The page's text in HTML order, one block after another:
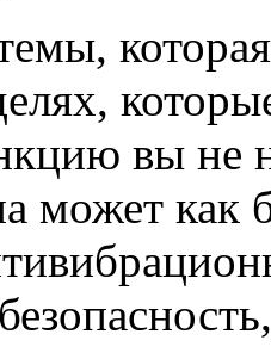
вы не
может как